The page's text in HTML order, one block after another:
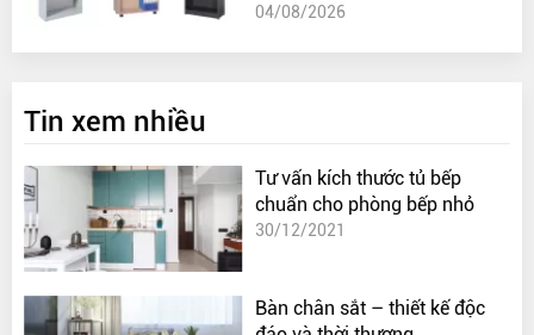
04/08/2026
Tin xem nhiều
Tư vấn kích thước tủ bếp
chuẩn cho phòng bếp nhỏ
30/12/2021
Bàn chân sắt – thiết kế độc